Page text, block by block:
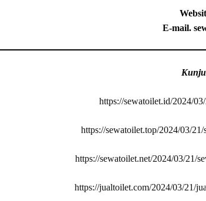
E-mail.
https://sewatoilet.id/2024/
https://sewatoilet.top/2024/03/
https://sewatoilet.net/2024/03/21/
https://jualtoilet.com/2024/03/21/